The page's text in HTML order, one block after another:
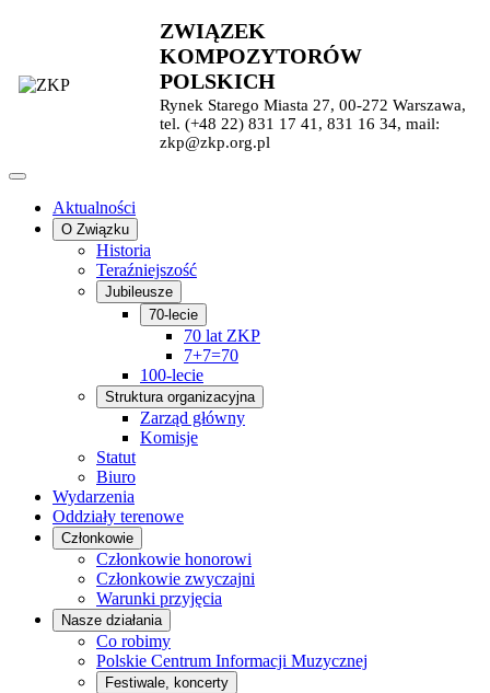
ZWIĄZEK
KOMPOZYTORÓW
POLSKICH
Rynek Starego Miasta 27, 00-272 Warszawa,
tel. (+48 22) 831 17 41, 831 16 34, mail:
zkp@zkp.org.pl
Aktualności
O Związku
Historia
Teraźniejszość
Jubileusze
70-lecie
70 lat ZKP
7+7=70
100-lecie
Struktura organizacyjna
Zarząd główny
Komisje
Statut
Biuro
Wydarzenia
Oddziały terenowe
Członkowie
Członkowie honorowi
Członkowie zwyczajni
Warunki przyjęcia
Nasze działania
Co robimy
Polskie Centrum Informacji Muzycznej
Festiwale, koncerty